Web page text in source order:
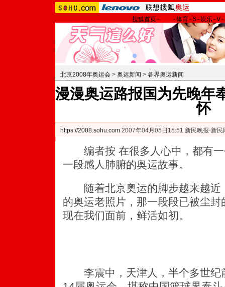
搜狐首页- -体育-S-娱乐-V-
北京2008年奥运会 > 奥运新闻 > 各界奥运新闻
漫漫奥运路报国为先晚年
怀
https://2008.sohu.com 2007年04月05日15:51 新民晚报·新民
编者按 在很多人心中，都有一
一段感人肺腑的奥运故事。
随着北京奥运的脚步越来越近
的奥运老照片，那一段段已被尘
现在我们面前，鲜活如初。
李震中，天津人，半个多世纪